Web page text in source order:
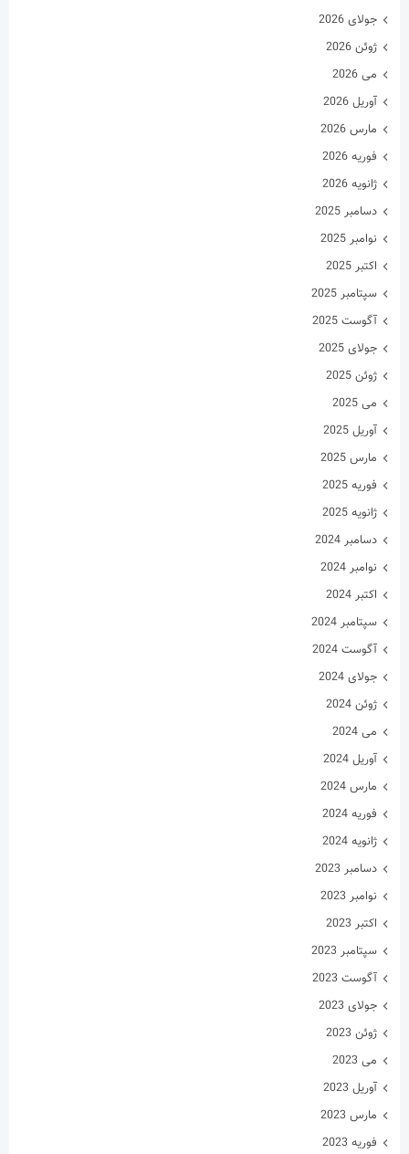
جولای 2026
ژوئن 2026
می 2026
آوریل 2026
مارس 2026
فوریه 2026
ژانویه 2026
دسامبر 2025
نوامبر 2025
اکتبر 2025
سپتامبر 2025
آگوست 2025
جولای 2025
ژوئن 2025
می 2025
آوریل 2025
مارس 2025
فوریه 2025
ژانویه 2025
دسامبر 2024
نوامبر 2024
اکتبر 2024
سپتامبر 2024
آگوست 2024
جولای 2024
ژوئن 2024
می 2024
آوریل 2024
مارس 2024
فوریه 2024
ژانویه 2024
دسامبر 2023
نوامبر 2023
اکتبر 2023
سپتامبر 2023
آگوست 2023
جولای 2023
ژوئن 2023
می 2023
آوریل 2023
مارس 2023
فوریه 2023